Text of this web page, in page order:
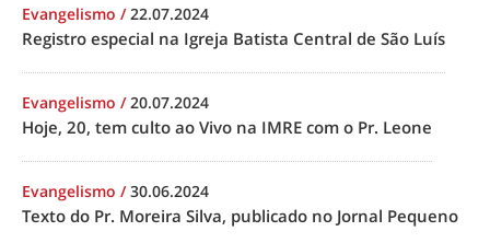
Evangelismo /22.07.2024
Registro especial na Igreja Batista Central de São Luís
Evangelismo /20.07.2024
Hoje, 20, tem culto ao Vivo na IMRE com o Pr. Leone
Evangelismo /30.06.2024
Texto do Pr. Moreira Silva, publicado no Jornal Pequeno